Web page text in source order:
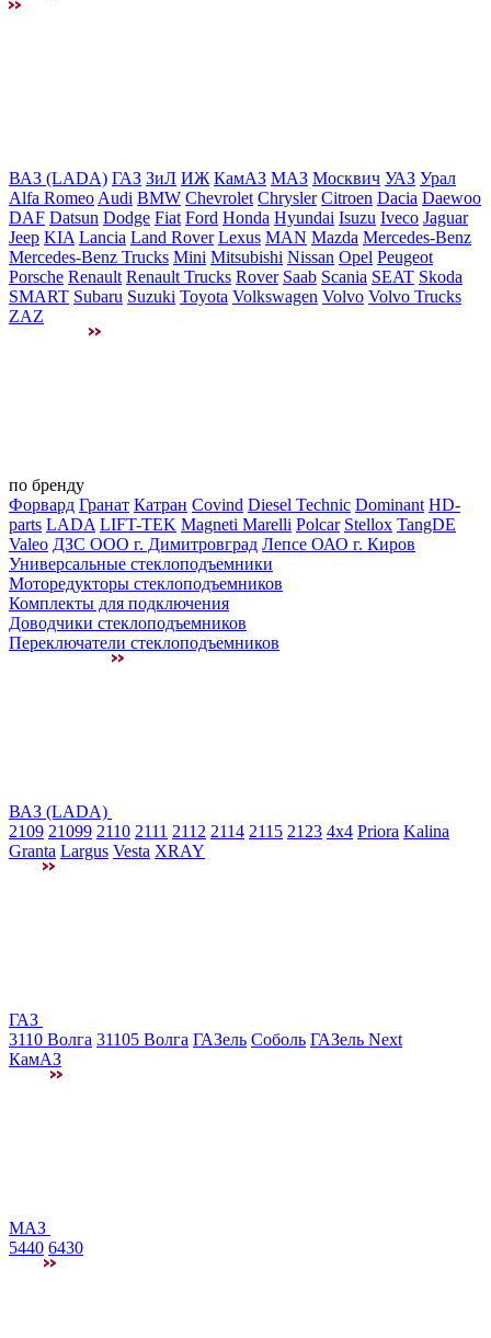
ВАЗ (LADA) ГАЗ ЗиЛ ИЖ КамАЗ МАЗ Москвич УАЗ Урал
Alfa Romeo Audi BMW Chevrolet Chrysler Citroen Dacia Daewoo
DAF Datsun Dodge Fiat Ford Honda Hyundai Isuzu Iveco Jaguar
Jeep KIA Lancia Land Rover Lexus MAN Mazda Mercedes-Benz
Mercedes-Benz Trucks Mini Mitsubishi Nissan Opel Peugeot
Porsche Renault Renault Trucks Rover Saab Scania SEAT Skoda
SMART Subaru Suzuki Toyota Volkswagen Volvo Volvo Trucks
ZAZ
по бренду
Форвард Гранат Катран Covind Diesel Technic Dominant HD-
parts LADA LIFT-TEK Magneti Marelli Polcar Stellox TangDE
Valeo ДЗС ООО г. Димитровград Лепсе ОАО г. Киров
Универсальные стеклоподъемники
Моторедукторы стеклоподъемников
Комплекты для подключения
Доводчики стеклоподъемников
Переключатели стеклоподъемников
ВАЗ (LADA)
2109 21099 2110 2111 2112 2114 2115 2123 4x4 Priora Kalina
Granta Largus Vesta XRAY
ГАЗ
3110 Волга 31105 Волга ГАЗель Соболь ГАЗель Next
КамАЗ
МАЗ
5440 6430